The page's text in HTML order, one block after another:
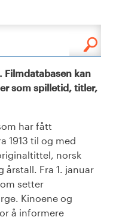
Filmdatabasen kan
som spilletid, titler,
har fått
1913 til og med
norsk
Fra 1. januar
setter
Kinoene og
å informere